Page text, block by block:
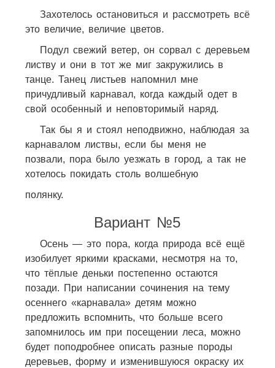
Захотелось остановиться и рассмотреть всё
это величие, величие цветов.
Подул свежий ветер, он сорвал с деревьем
листву и они в тот же миг закружились в
танце. Танец листьев напомнил мне
причудливый карнавал, когда каждый одет в
свой особенный и неповторимый наряд.
Так бы я и стоял неподвижно, наблюдая за
карнавалом листвы, если бы меня не
позвали, пора было уезжать в город, а так не
хотелось покидать столь волшебную
полянку.
Вариант №5
Осень — это пора, когда природа всё ещё
изобилует яркими красками, несмотря на то,
что тёплые деньки постепенно остаются
позади. При написании сочинения на тему
осеннего «карнавала» детям можно
предложить вспомнить, что больше всего
запомнилось им при посещении леса, можно
будет поподробнее описать разные породы
деревьев, форму и изменившуюся окраску их